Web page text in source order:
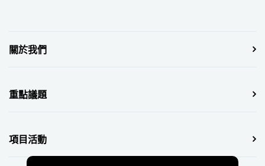
關於我們
重點議題
項目活動